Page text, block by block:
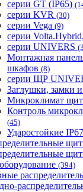
серии GT (IP65)
серии KVR (30)
серии Vega (9)
серии
серии UNIVERS
Монтажная
шкафов (8)
серии ЩР
Заглушки, замки
Микроклимат
Контроль
(45)
Ударостойкие
(394)